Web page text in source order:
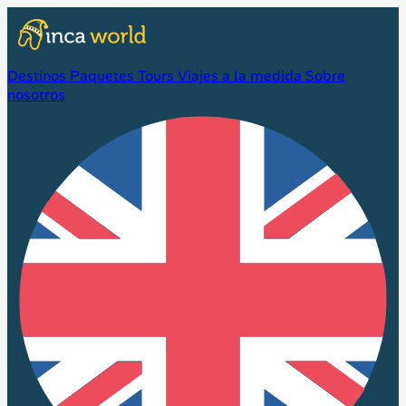
Destinos Paquetes Tours Viajes a la medida Sobre
nosotros